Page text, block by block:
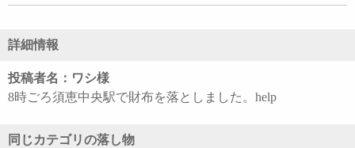
詳細情報
投稿者名：ワシ様
8時ごろ須恵中央駅で財布を落としました。help
同じカテゴリの落し物